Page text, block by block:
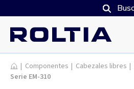
Productos
| Componentes | Cabezales libres |
Serie EM-310